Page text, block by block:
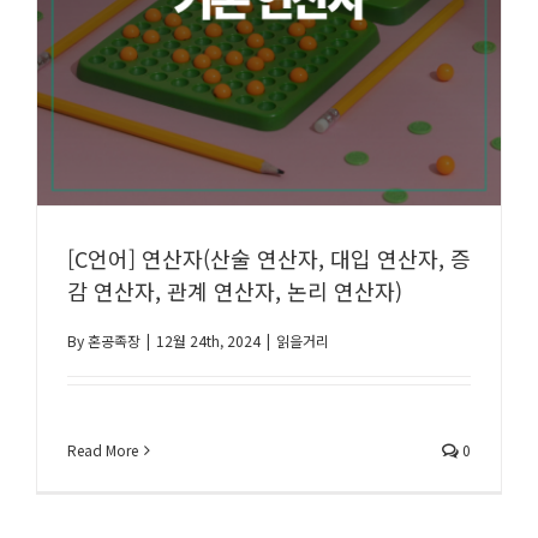
[C언어] 연산자(산술 연산자, 대입 연산자, 증
감 연산자, 관계 연산자, 논리 연산자)
By혼공족장 | 12월 24th, 2024 | 읽을거리
Read More 0